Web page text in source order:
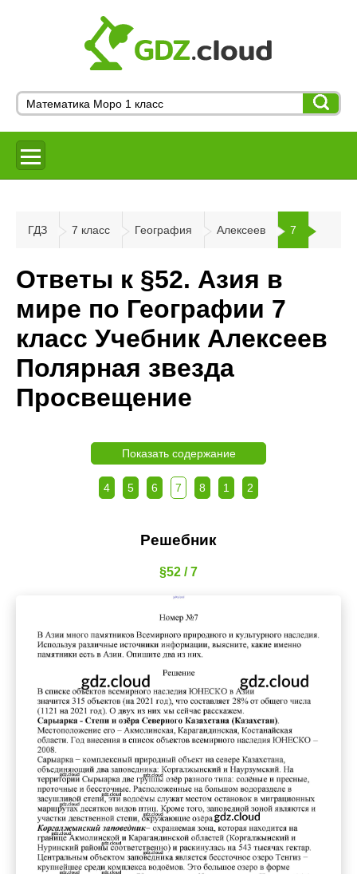
ГДЗ 7 класс География Алексеев 7
Ответы к §52. Азия в
мире по Географии 7
класс Учебник Алексеев
Полярная звезда
Просвещение
Показать содержание
4 5 6 7 8 1 2
Решебник
§52 / 7